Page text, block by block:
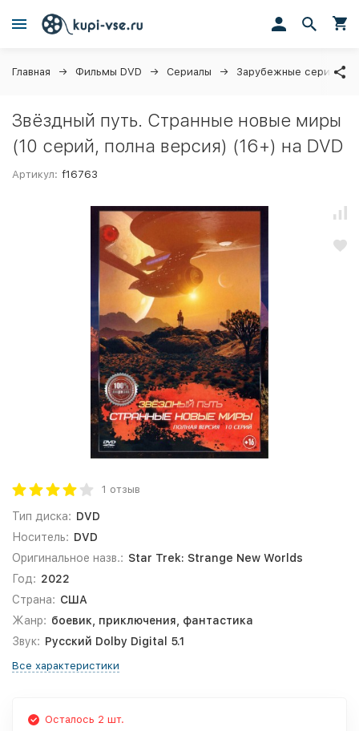
Главная Фильмы DVD Сериалы Зарубежные сериалы
Звёздный путь. Странные новые миры
(10 серий, полна версия) (16+) на DVD
Артикул: f16763
1 отзыв
Тип диска: DVD
Носитель: DVD
Оригинальное назв.: Star Trek: Strange New Worlds
Год: 2022
Страна: США
Жанр: боевик, приключения, фантастика
Звук: Русский Dolby Digital 5.1
Все характеристики
Осталось 2 шт.